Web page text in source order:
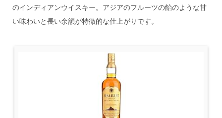
のインディアンウイスキー。アジアのフルーツの飴のような甘
い味わいと長い余韻が特徴的な仕上がりです。